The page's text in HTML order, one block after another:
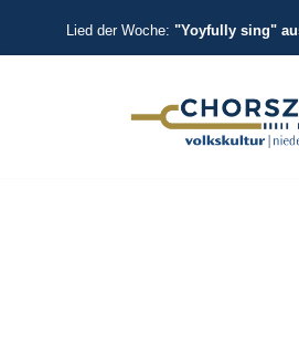
Lied der Woche: "Yoyfully sing"